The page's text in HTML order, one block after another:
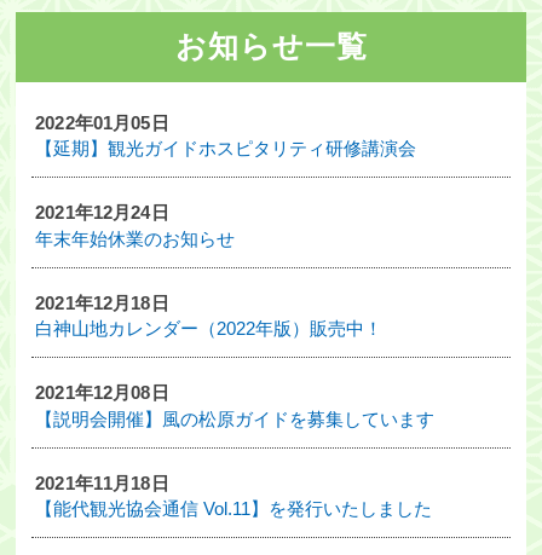
・モデルコース
・観光ガイド
・ツアー
アクセス
能代観光協会について
会員一覧
お問い合わせ
お知らせ一覧
2022年01月05日
【延期】観光ガイドホスピタリティ研修講演会
2021年12月24日
年末年始休業のお知らせ
2021年12月18日
白神山地カレンダー（2022年版）販売中！
2021年12月08日
【説明会開催】風の松原ガイドを募集しています
2021年11月18日
【能代観光協会通信 Vol.11】を発行いたしました